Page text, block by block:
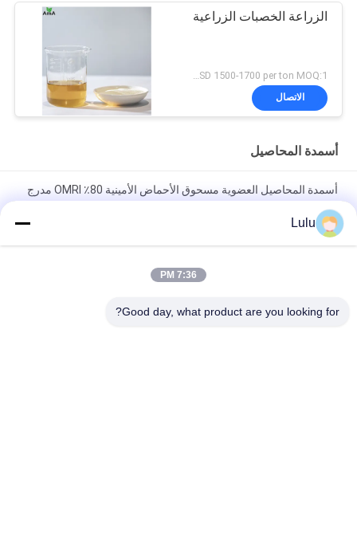
الزراعة الخصبات الزراعية
الاتصال
أسمدة المحاصيل
أسمدة المحاصيل العضوية مسحوق الأحماض الأمينية 80٪ OMRI مدرج
كمنشطات حيوية زراعية
سماد نيتروجين ورقي عضوي أحماض أمينية مخلبة مسحوق كا بورون
السائلة للمحاصيل
Lulu
7:36 PM
Good day, what product are you looking for?